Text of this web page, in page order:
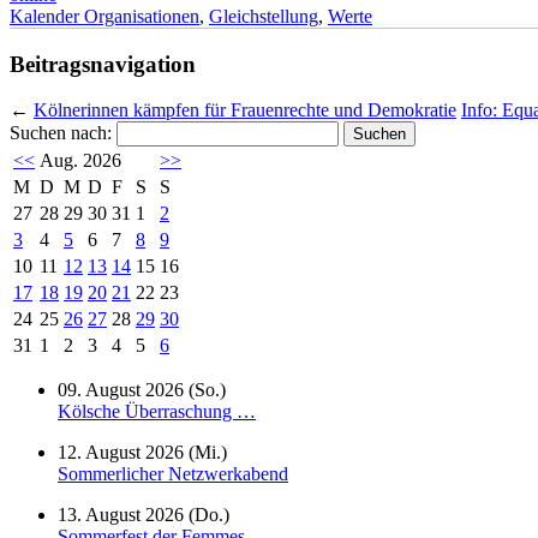
Kalender Organisationen, Gleichstellung, Werte
Beitragsnavigation
← Kölnerinnen kämpfen für Frauenrechte und Demokratie Info:
Suchen nach:
<< Aug. 2026
>>
M D M D F S
S
27 28 29 30 31 1
2
3
4 5 6 7 8
9
10 11 12 13 14 15 16
17 18 19 20 21 22 23
24 25 26 27 28 29 30
31 1 2 3 4 5 6
09. August 2026 (So.)
Kölsche Überraschung …
12. August 2026 (Mi.)
Sommerlicher Netzwerkabend
13. August 2026 (Do.)